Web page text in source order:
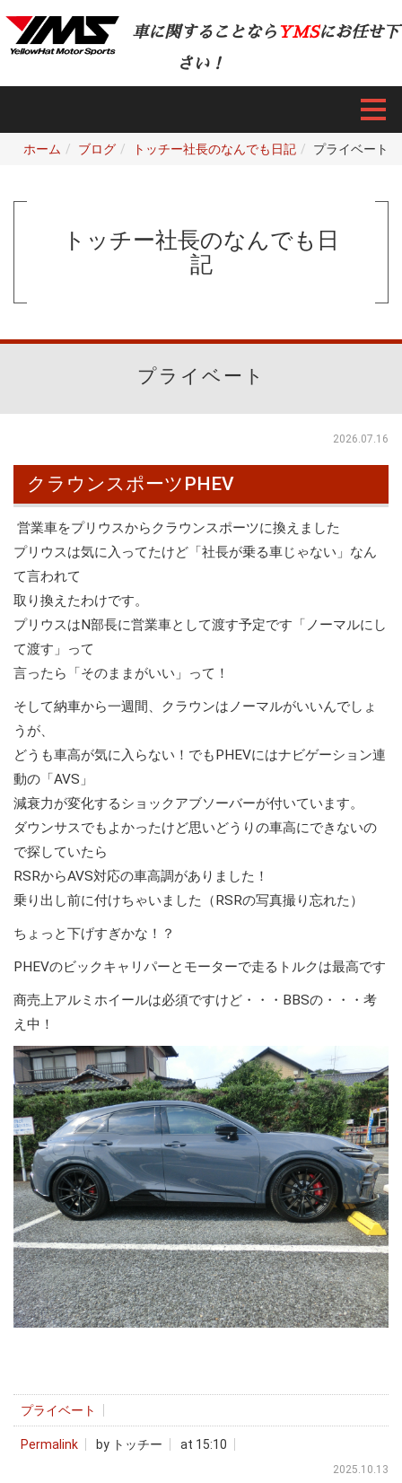
車に関することなら YMSにお任せ下
さい！
ホーム ブログ トッチー社長のなんでも日記 プライベート
トッチー社長のなんでも日
記
プライベート
2026.07.16
クラウンスポーツPHEV
営業車をプリウスからクラウンスポーツに換えました
プリウスは気に入ってたけど「社長が乗る車じゃない」なん
て言われて
取り換えたわけです。
プリウスはN部長に営業車として渡す予定です「ノーマルにし
て渡す」って
言ったら「そのままがいい」って！
そして納車から一週間、クラウンはノーマルがいいんでしょ
うが、
どうも車高が気に入らない！でもPHEVにはナビゲーション連
動の「AVS」
減衰力が変化するショックアブソーバーが付いています。
ダウンサスでもよかったけど思いどうりの車高にできないの
で探していたら
RSRからAVS対応の車高調がありました！
乗り出し前に付けちゃいました（RSRの写真撮り忘れた）
ちょっと下げすぎかな！？
PHEVのビックキャリパーとモーターで走るトルクは最高です
商売上アルミホイールは必須ですけど・・・BBSの・・・考
え中！
プライベート
Permalink by トッチー at 15:10
2025.10.13